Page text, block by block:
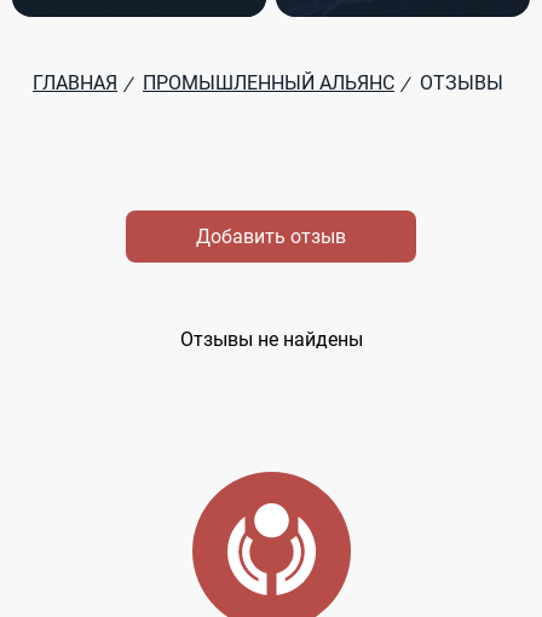
ГЛАВНАЯ / ПРОМЫШЛЕННЫЙ АЛЬЯНС / ОТЗЫВЫ
Добавить отзыв
Отзывы не найдены